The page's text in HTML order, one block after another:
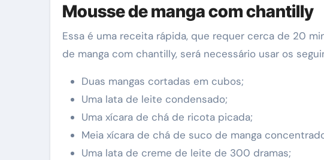
Mousse de manga com chantilly
Essa é uma receita rápida, que requer cerca de 20
de manga com chantilly, será necessário usar os
Duas mangas cortadas em cubos;
Uma lata de leite condensado;
Uma xícara de chá de ricota picada;
Meia xícara de chá de suco de manga
Uma lata de creme de leite de 300 dramas;